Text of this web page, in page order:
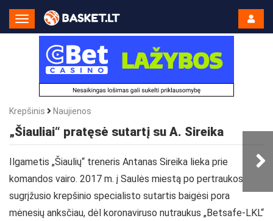
Toggle
Navigation
Krepšinis Naujienos
„Šiauliai“ pratęsė sutartį su A. Sireika
Ilgametis „Šiaulių“ treneris Antanas Sireika lieka prie
komandos vairo. 2017 m. į Saulės miestą po pertraukos
sugrįžusio krepšinio specialisto sutartis baigėsi pora
mėnesių anksčiau, dėl koronaviruso nutraukus „Betsafe-LKL“